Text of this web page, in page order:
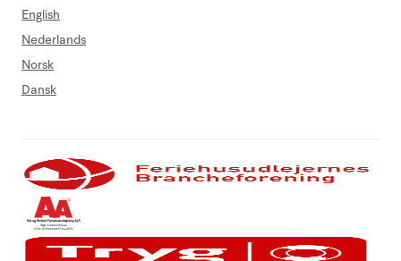
English
Nederlands
Norsk
Dansk